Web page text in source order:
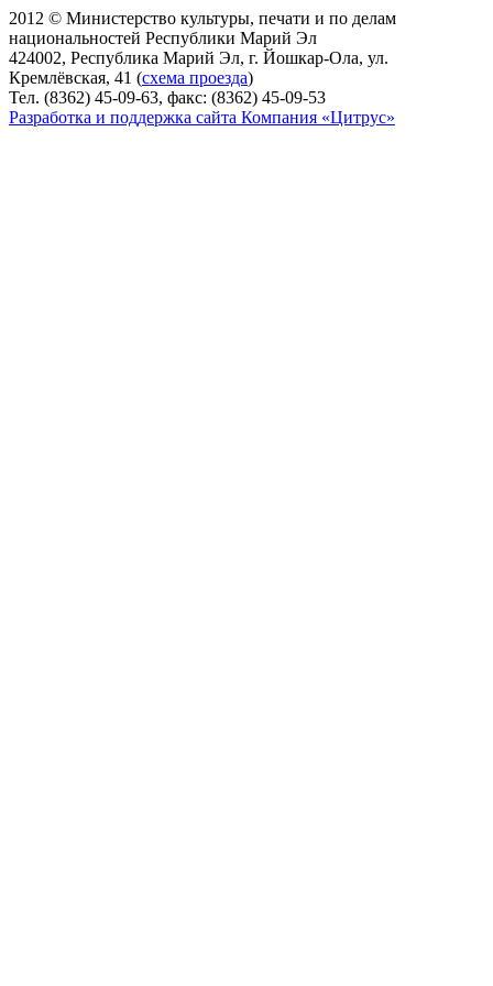
2012 © Министерство культуры, печати и по делам
национальностей Республики Марий Эл
424002, Республика Марий Эл, г. Йошкар-Ола, ул.
Кремлёвская, 41 (схема проезда)
Тел. (8362) 45-09-63, факс: (8362) 45-09-53
Разработка и поддержка сайта Компания «Цитрус»